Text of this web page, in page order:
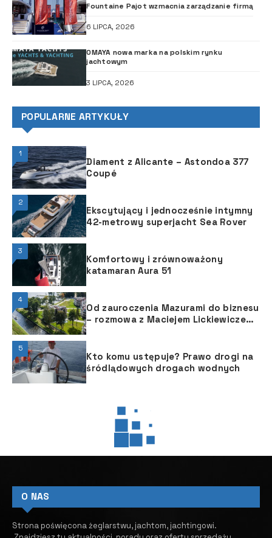
Fountaine Pajot wzmacnia zarządzanie firmą
6 LIPCA, 2026
OMAYA nowa marka na polskim rynku
jachtowym
3 LIPCA, 2026
POPULARNE ARTYKUŁY
1
Diament z Alicante – Astondoa 377
Coupé
2
Ekscytujący i jednocześnie intymny
42-metrowy superjacht Sea Rover
3
Komfortowy i zrównoważony
katamaran Aura 51
4
Od zauroczenia Mazurami do biznesu
– rozmowa z Maciejem Lickiewiczem
5
Kto komu ustępuje? Prawo drogi na
śródlądowych drogach wodnych
dla wymagających właścicieli
11 MARCA, 2025